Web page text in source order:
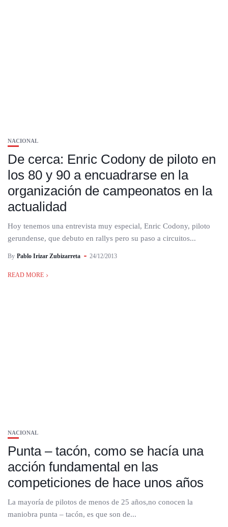
NACIONAL
De cerca: Enric Codony de piloto en
los 80 y 90 a encuadrarse en la
organización de campeonatos en la
actualidad
Hoy tenemos una entrevista muy especial, Enric Codony, piloto
gerundense, que debuto en rallys pero su paso a circuitos...
By Pablo Irizar Zubizarreta 24/12/2013
READ MORE
NACIONAL
Punta – tacón, como se hacía una
acción fundamental en las
competiciones de hace unos años
La mayoría de pilotos de menos de 25 años,no conocen la
maniobra punta – tacón, es que son de...